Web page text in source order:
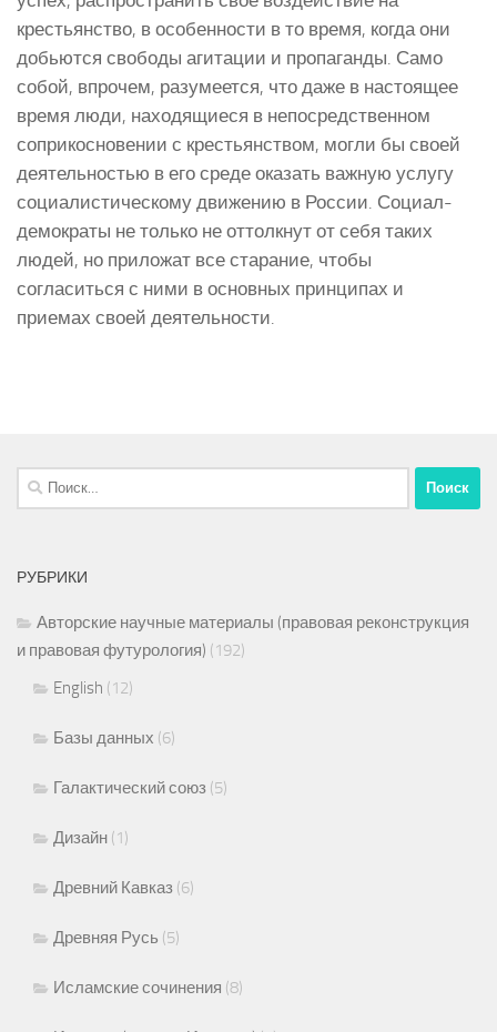
крестьянство, в особенности в то время, когда они
добьются свободы агитации и пропаганды. Само
собой, впрочем, разумеется, что даже в настоящее
время люди, находящиеся в непосредственном
соприкосновении с крестьянством, могли бы своей
деятельностью в его среде оказать важную услугу
социалистическому движению в России. Социал-
демократы не только не оттолкнут от себя таких
людей, но приложат все старание, чтобы
согласиться с ними в основных принципах и
приемах своей деятельности.
Найти:
РУБРИКИ
Авторские научные материалы (правовая реконструкция
и правовая футурология) (192)
English (12)
Базы данных (6)
Галактический союз (5)
Дизайн (1)
Древний Кавказ (6)
Древняя Русь (5)
Исламские сочинения (8)